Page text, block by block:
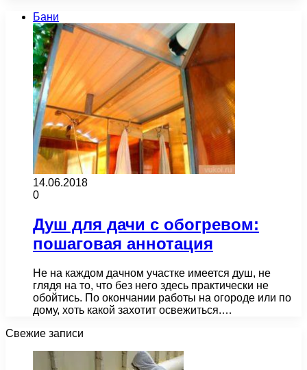
Бани
14.06.2018
0
Душ для дачи с обогревом:
пошаговая аннотация
Не на каждом дачном участке имеется душ, не
глядя на то, что без него здесь практически не
обойтись. По окончании работы на огороде или по
дому, хоть какой захотит освежиться.…
Свежие записи